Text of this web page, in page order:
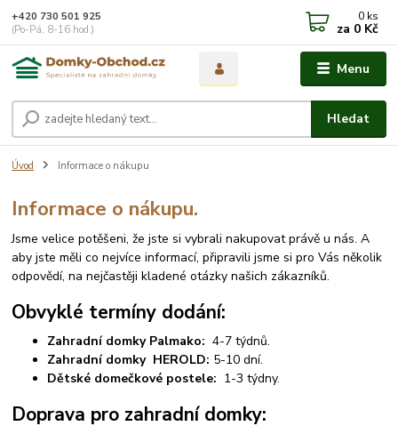
Menu
Hledat
+420 730 501 925
(Po-Pá, 8-16 hod.)
0 ks
za 0 Kč
Úvod Informace o nákupu
Informace o nákupu.
Jsme velice potěšeni, že jste si vybrali nakupovat právě u nás. A
aby jste měli co nejvíce informací, připravili jsme si pro Vás několik
odpovědí, na nejčastěji kladené otázky našich zákazníků.
Obvyklé termíny dodání:
Zahradní domky Palmako: 4-7 týdnů.
Zahradní domky HEROLD: 5-10 dní.
Dětské domečkové postele: 1-3 týdny.
Doprava pro zahradní domky: